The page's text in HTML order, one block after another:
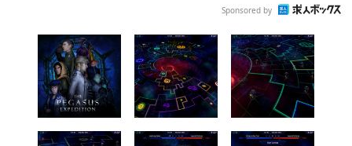
Sponsored by